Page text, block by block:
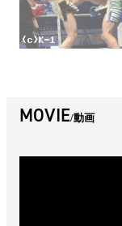
MOVIE 動画